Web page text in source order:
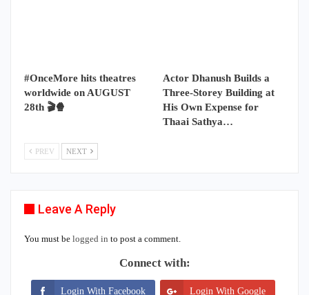
#OnceMore hits theatres
worldwide on AUGUST
28th 🎬🍿
Actor Dhanush Builds a
Three-Storey Building at
His Own Expense for
Thaai Sathya…
PREV NEXT
Leave A Reply
You must be logged in to post a comment.
Connect with:
Login With Facebook Login With Google